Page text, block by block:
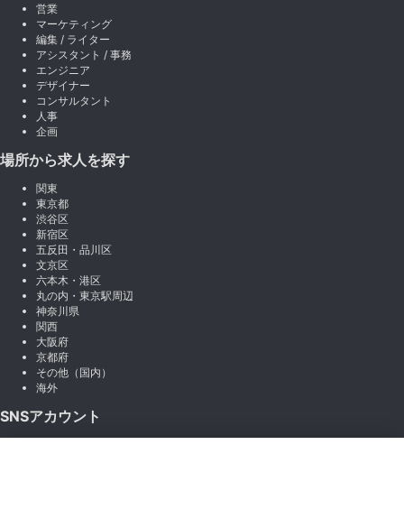
営業
マーケティング
編集 / ライター
アシスタント / 事務
エンジニア
デザイナー
コンサルタント
人事
企画
場所から求人を探す
関東
東京都
渋谷区
新宿区
五反田・品川区
文京区
六本木・港区
丸の内・東京駅周辺
神奈川県
関西
大阪府
京都府
その他（国内）
海外
SNSアカウント